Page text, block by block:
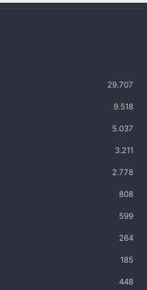
29.707
9.518
5.037
3.211
2.778
808
599
264
185
448